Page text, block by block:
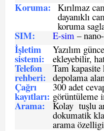
Koruma: Kırılmaz
dayanıklı
koruma
SIM: E-sim –
İşletim
sistemi:
Yazılım
ekleyebilir,
Telefon
rehberi:
Tam
depolama
Çağrı
kayıtları:
300 adet
görüntüleme
Arama: Kolay tuşlu
dokumatik
arama